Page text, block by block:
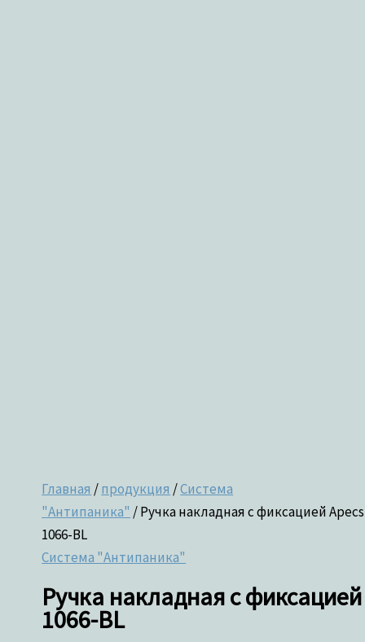
Главная /продукция /Система
"Антипаника" / Ручка накладная с фиксацией
1066-BL
Система "Антипаника"
Ручка накладная с фиксацией
1066-BL